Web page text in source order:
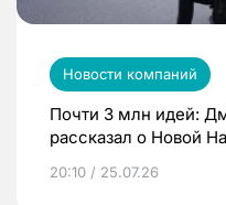
Новости компаний
Почти 3 млн идей:
рассказал о Новой
20:10 / 25.07.26